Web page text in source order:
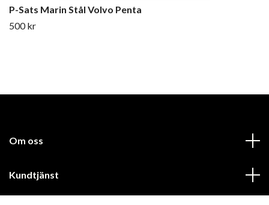
P-Sats Marin Stål Volvo Penta
500 kr
Om oss
Kundtjänst